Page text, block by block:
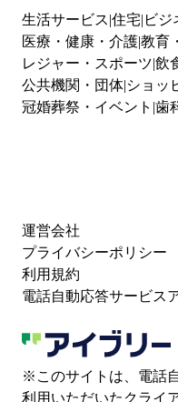
生活サービス 住宅 ビジ
医療・健康・介護教育
レジャー・スポーツ 飲
公共機関・団体 ショッ
冠婚葬祭・イベント 歯
運営会社
プライバシーポリシー
利用規約
電話自動応答サービス
※このサイトは、電話
利用いただいたクライ